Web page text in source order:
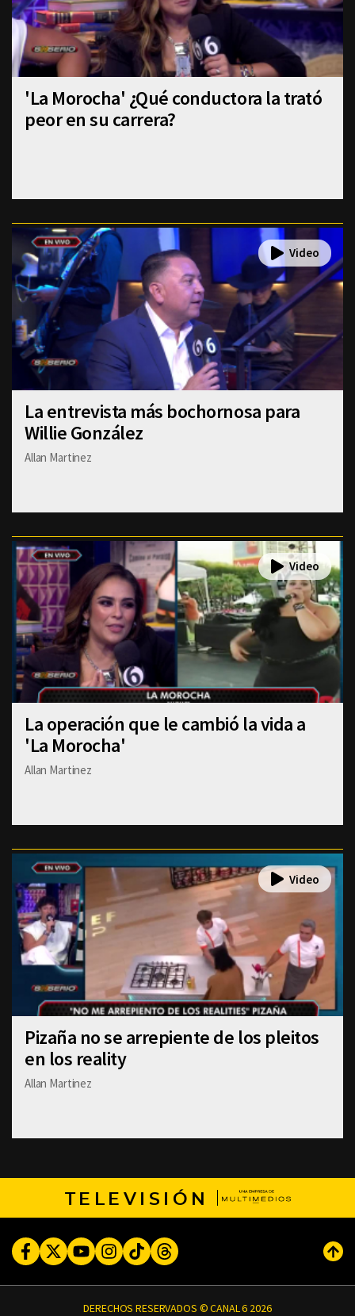
'La Morocha' ¿Qué conductora la trató
peor en su carrera?
La entrevista más bochornosa para
Willie González
Allan Martinez
La operación que le cambió la vida a
'La Morocha'
Allan Martinez
Pizaña no se arrepiente de los pleitos
en los reality
Allan Martinez
TELEVISIÓN
FacebookTwitterYoutubeInstagram
TikTokThreads
DERECHOS RESERVADOS © CANAL 6 2026